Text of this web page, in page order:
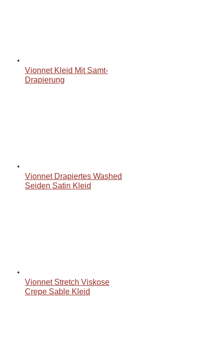
Vionnet Kleid Mit Samt-
Drapierung
Vionnet Drapiertes Washed
Seiden Satin Kleid
Vionnet Stretch Viskose
Crepe Sable Kleid